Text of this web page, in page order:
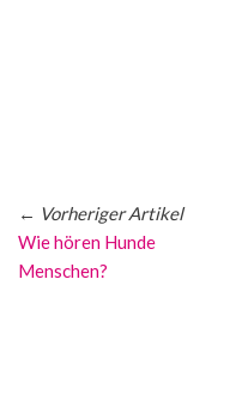
← Vorheriger Artikel
Wie hören Hunde
Menschen?